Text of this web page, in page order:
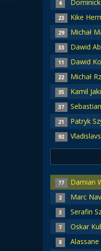
4
23 Kike
29 Michał
33 Dawid
11 Dawid
22 Michał
35 Kamil
37
21 Patryk
92
77 Damian
2 Marc
3 Serafin
7 Oskar
8 Alassane